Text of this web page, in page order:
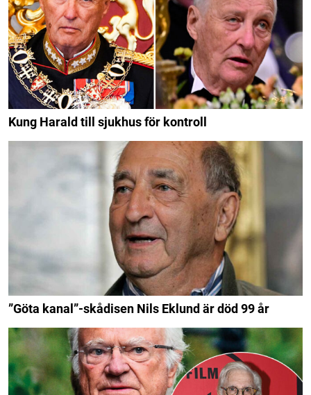
Kung Harald till sjukhus för kontroll
”Göta kanal”-skådisen Nils Eklund är död 99 år